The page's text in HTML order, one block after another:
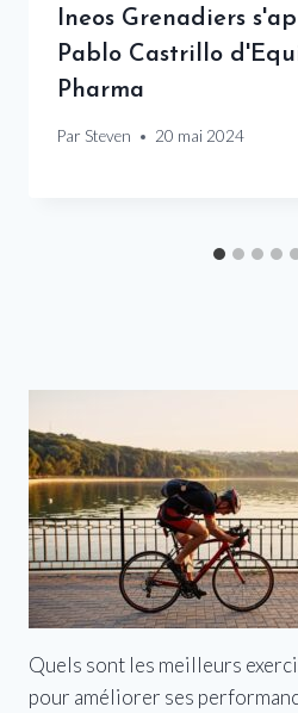
Ineos Grenadiers
Pablo Castrillo
Pharma
Par Steven 20 mai 2024
Quels sont les meilleurs
pour améliorer ses